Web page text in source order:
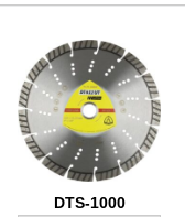
DTS-1000